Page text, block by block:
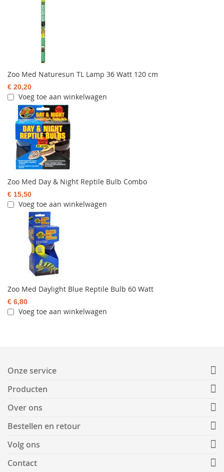
Zoo Med Naturesun TL Lamp 36 Watt 120 cm
€ 20,20
Voeg toe aan winkelwagen
Zoo Med Day & Night Reptile Bulb Combo
€ 15,50
Voeg toe aan winkelwagen
Zoo Med Daylight Blue Reptile Bulb 60 Watt
€ 6,80
Voeg toe aan winkelwagen
Onze service
Producten
Over ons
Bestellen en retour
Volg ons
Contact